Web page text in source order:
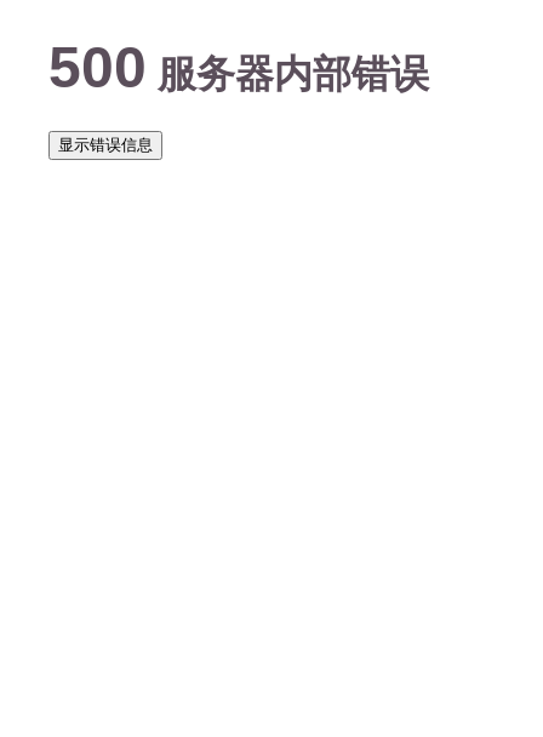
500 服务器内部错误